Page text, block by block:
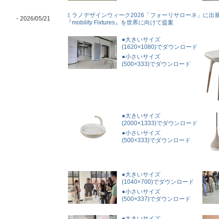
・2026/05/21
ミラノデザインウィーク2026「フォーリサローネ」に出
『mobility Fixtures』を世界に向けて提案
●大きいサイズ
(1620×1080)でダウンロード
●小さいサイズ
(500×333)でダウンロード
●大きいサイズ
(2000×1333)でダウンロード
●小さいサイズ
(500×333)でダウンロード
●大きいサイズ
(1040×700)でダウンロード
●小さいサイズ
(500×337)でダウンロード